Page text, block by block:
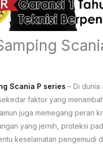
Scania P series – Di dunia
faktor yang
juga memegang peran
yang jernih, proteksi
keselamatan pengemudi